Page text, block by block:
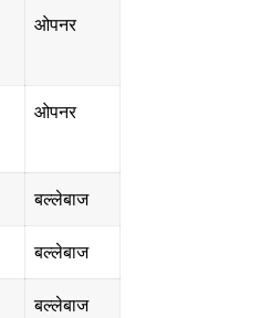
ओपनर
ओपनर
बल्लेबाज
बल्लेबाज
बल्लेबाज